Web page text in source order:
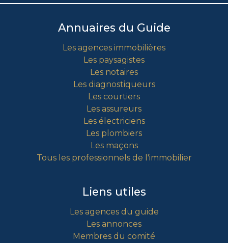
Annuaires du Guide
Les agences immobilières
Les paysagistes
Les notaires
Les diagnostiqueurs
Les courtiers
Les assureurs
Les électriciens
Les plombiers
Les maçons
Tous les professionnels de l'immobilier
Liens utiles
Les agences du guide
Les annonces
Membres du comité